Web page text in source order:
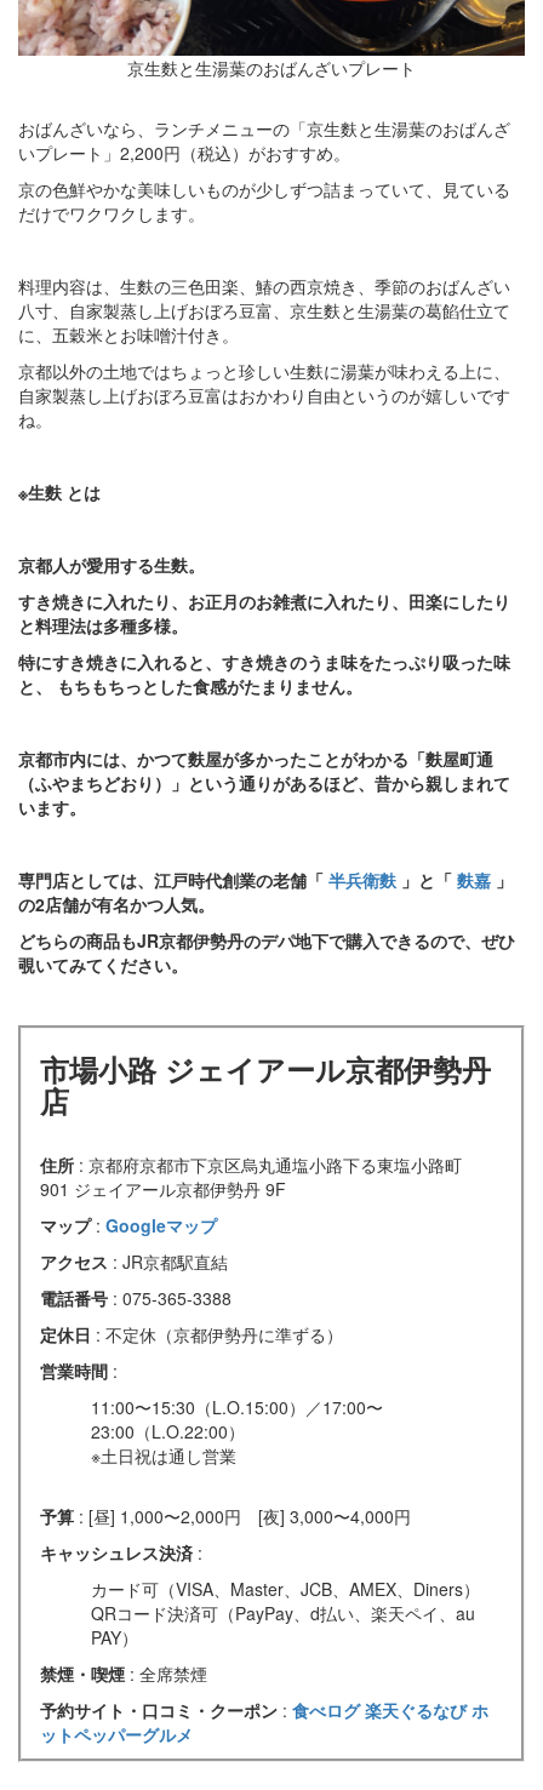
京生麩と生湯葉のおばんざいプレート
おばんざいなら、ランチメニューの「京生麩と生湯葉のおばんざ
いプレート」2,200円（税込）がおすすめ。
京の色鮮やかな美味しいものが少しずつ詰まっていて、見ている
だけでワクワクします。
料理内容は、生麩の三色田楽、鰆の西京焼き、季節のおばんざい
八寸、自家製蒸し上げおぼろ豆富、京生麩と生湯葉の葛餡仕立て
に、五穀米とお味噌汁付き。
京都以外の土地ではちょっと珍しい生麩に湯葉が味わえる上に、
自家製蒸し上げおぼろ豆富はおかわり自由というのが嬉しいです
ね。
※生麩 とは
京都人が愛用する生麩。
すき焼きに入れたり、お正月のお雑煮に入れたり、田楽にしたり
と料理法は多種多様。
特にすき焼きに入れると、すき焼きのうま味をたっぷり吸った味
と、 もちもちっとした食感がたまりません。
京都市内には、かつて麩屋が多かったことがわかる「麩屋町通
（ふやまちどおり）」という通りがあるほど、昔から親しまれて
います。
専門店としては、江戸時代創業の老舗「 半兵衛麩 」と「 麩嘉 」
の2店舗が有名かつ人気。
どちらの商品もJR京都伊勢丹のデパ地下で購入できるので、ぜひ
覗いてみてください。
市場小路 ジェイアール京都伊勢丹
店
住所 : 京都府京都市下京区烏丸通塩小路下る東塩小路町
901 ジェイアール京都伊勢丹 9F
マップ : Googleマップ
アクセス : JR京都駅直結
電話番号 : 075-365-3388
定休日 : 不定休（京都伊勢丹に準ずる）
営業時間 :
11:00〜15:30（L.O.15:00）／17:00〜
23:00（L.O.22:00）
※土日祝は通し営業
予算 : [昼] 1,000〜2,000円 [夜] 3,000〜4,000円
キャッシュレス決済 :
カード可（VISA、Master、JCB、AMEX、Diners）
QRコード決済可（PayPay、d払い、楽天ペイ、au
PAY）
禁煙・喫煙 : 全席禁煙
予約サイト・口コミ・クーポン : 食べログ楽天ぐるなびホ
ットペッパーグルメ